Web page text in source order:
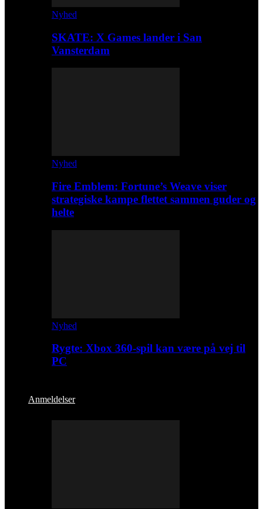
Nyhed
SKATE: X Games lander i San
Vansterdam
Nyhed
Fire Emblem: Fortune’s Weave viser
strategiske kampe flettet sammen guder og
helte
Nyhed
Rygte: Xbox 360-spil kan være på vej til
PC
Anmeldelser